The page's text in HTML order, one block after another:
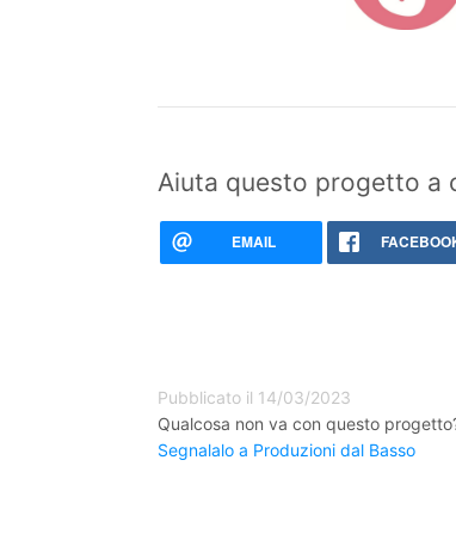
Aiuta questo progetto a
EMAIL
Pubblicato il 14/03/2023
Qualcosa non va con questo
Segnalalo a Produzioni dal Basso